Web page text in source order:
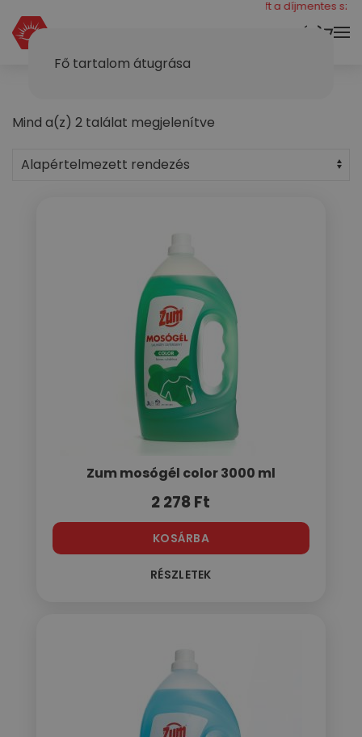
Fő tartalom átugrása
KOSÁR
még 40000 ft a díjmentes
Mind a(z) 2 találat megjelenítve
Zum mosógél color 3000 ml
2 278Ft
KOSÁRBA
RÉSZLETEK